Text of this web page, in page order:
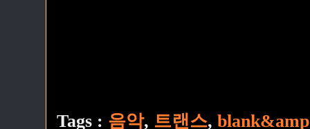
Tags : 음악, 트랜스,